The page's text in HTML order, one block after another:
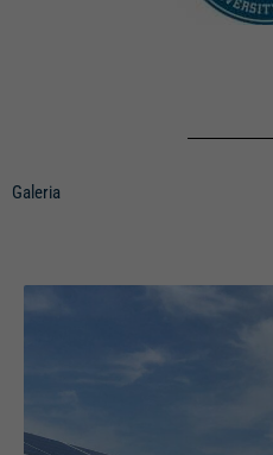
Galeria